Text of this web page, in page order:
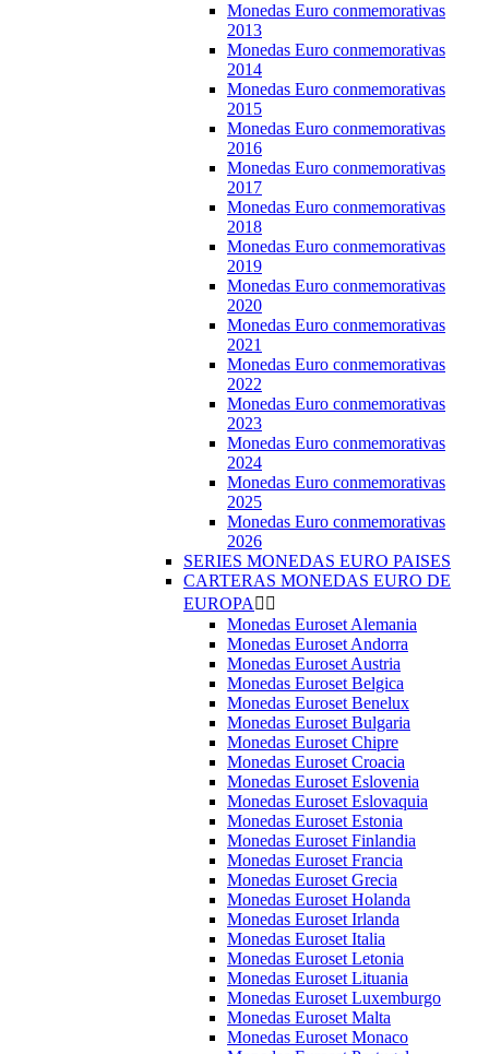
Monedas Euro conmemorativas
2013
Monedas Euro conmemorativas
2014
Monedas Euro conmemorativas
2015
Monedas Euro conmemorativas
2016
Monedas Euro conmemorativas
2017
Monedas Euro conmemorativas
2018
Monedas Euro conmemorativas
2019
Monedas Euro conmemorativas
2020
Monedas Euro conmemorativas
2021
Monedas Euro conmemorativas
2022
Monedas Euro conmemorativas
2023
Monedas Euro conmemorativas
2024
Monedas Euro conmemorativas
2025
Monedas Euro conmemorativas
2026
SERIES MONEDAS EURO PAISES
CARTERAS MONEDAS EURO DE
EUROPA  
Monedas Euroset Alemania
Monedas Euroset Andorra
Monedas Euroset Austria
Monedas Euroset Belgica
Monedas Euroset Benelux
Monedas Euroset Bulgaria
Monedas Euroset Chipre
Monedas Euroset Croacia
Monedas Euroset Eslovenia
Monedas Euroset Eslovaquia
Monedas Euroset Estonia
Monedas Euroset Finlandia
Monedas Euroset Francia
Monedas Euroset Grecia
Monedas Euroset Holanda
Monedas Euroset Irlanda
Monedas Euroset Italia
Monedas Euroset Letonia
Monedas Euroset Lituania
Monedas Euroset Luxemburgo
Monedas Euroset Malta
Monedas Euroset Monaco